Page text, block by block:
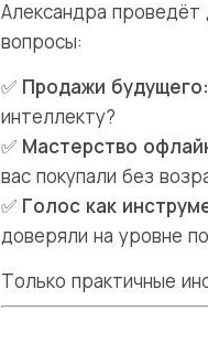
Александра проведёт
вопросы:
✅ Продажи будущего:
интеллекту?
✅ Мастерство
вас покупали без
✅ Голос как
доверяли на уровне
Только практичные